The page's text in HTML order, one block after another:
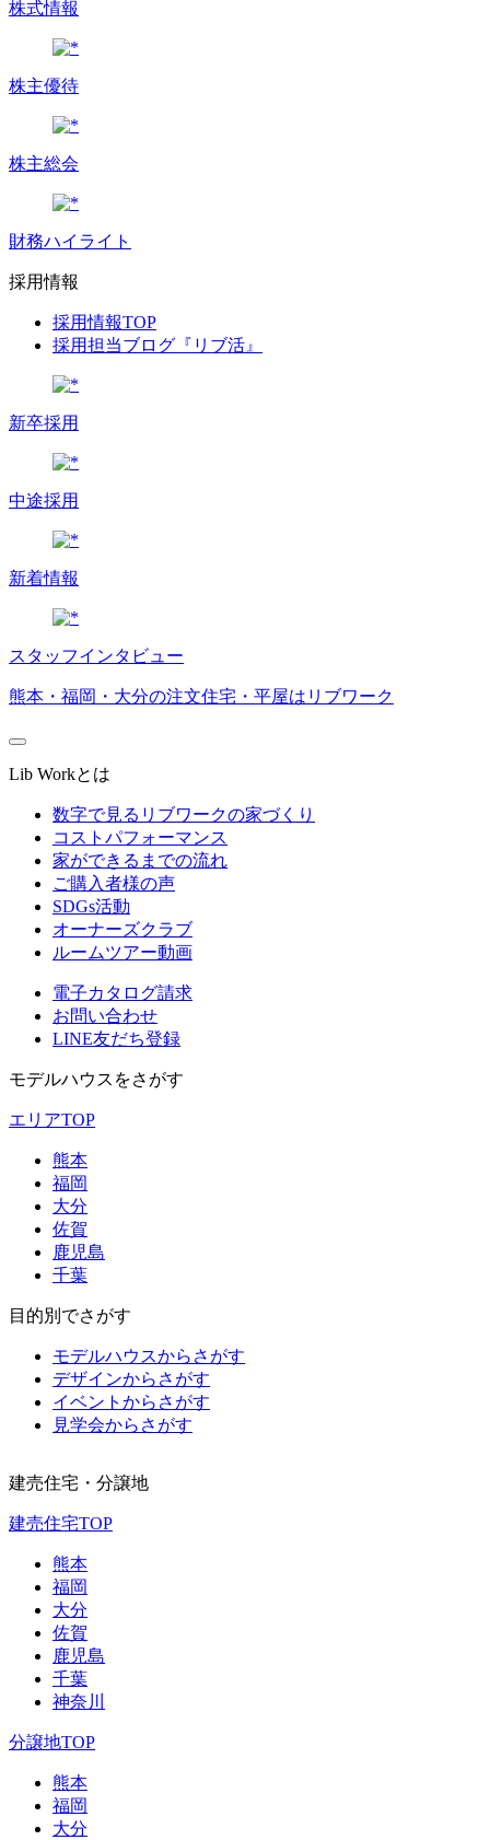
株式情報
株主優待
株主総会
財務ハイライト
採用情報
採用情報TOP
採用担当ブログ『リブ活』
新卒採用
中途採用
新着情報
スタッフインタビュー
熊本・福岡・大分の注文住宅・平屋はリブワーク
Lib Workとは
数字で見るリブワークの家づくり
コストパフォーマンス
家ができるまでの流れ
ご購入者様の声
SDGs活動
オーナーズクラブ
ルームツアー動画
電子カタログ請求
お問い合わせ
LINE友だち登録
モデルハウスをさがす
エリアTOP
熊本
福岡
大分
佐賀
鹿児島
千葉
目的別でさがす
モデルハウスからさがす
デザインからさがす
イベントからさがす
見学会からさがす
建売住宅・分譲地
建売住宅TOP
熊本
福岡
大分
佐賀
鹿児島
千葉
神奈川
分譲地TOP
熊本
福岡
大分